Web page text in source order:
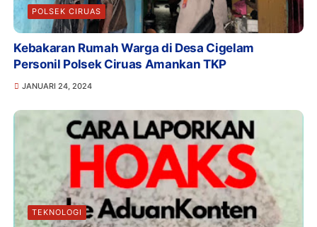
POLSEK CIRUAS
Kebakaran Rumah Warga di Desa Cigelam
Personil Polsek Ciruas Amankan TKP
JANUARI 24, 2024
TEKNOLOGI